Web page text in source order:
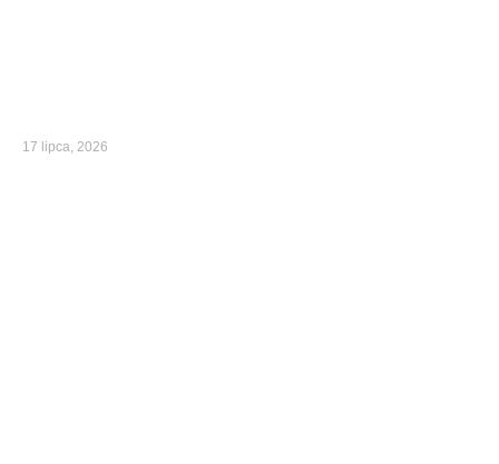
17 lipca, 2026